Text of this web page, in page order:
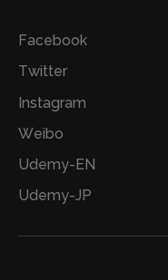
Facebook
Twitter
Instagram
Weibo
Udemy-EN
Udemy-JP